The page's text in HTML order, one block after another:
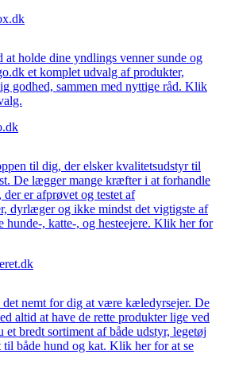
holde dine yndlings venner sunde og
et komplet udvalg af produkter,
godhed, sammen med nyttige råd. Klik
til dig, der elsker kvalitetsudstyr til
De lægger mange kræfter i at forhandle
er afprøvet og testet af
dyrlæger og ikke mindst det vigtigste af
hunde-, katte-, og hesteejere. Klik her for
nemt for dig at være kæledyrsejer. De
altid at have de rette produkter lige ved
et bredt sortiment af både udstyr, legetøj
både hund og kat. Klik her for at se